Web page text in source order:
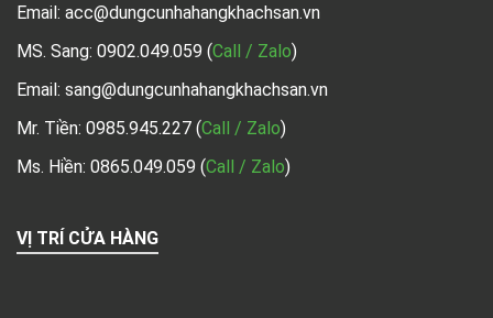
Email: acc@dungcunhahangkhachsan.vn
MS. Sang: 0902.049.059 (Call / Zalo)
Email: sang@dungcunhahangkhachsan.vn
Mr. Tiền: 0985.945.227 (Call / Zalo)
Ms. Hiền: 0865.049.059 (Call / Zalo)
VỊ TRÍ CỬA HÀNG